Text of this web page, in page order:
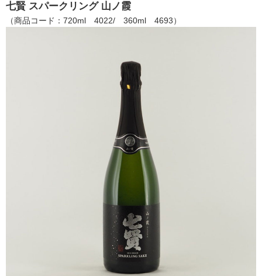
七賢 スパークリング 山ノ霞
（商品コード：720ml 4022/ 360ml 4693）